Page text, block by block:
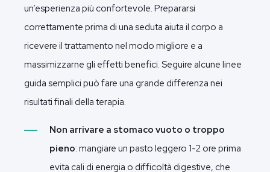
un’esperienza più confortevole. Prepararsi
correttamente prima di una seduta aiuta il corpo a
ricevere il trattamento nel modo migliore e a
massimizzarne gli effetti benefici. Seguire alcune linee
guida semplici può fare una grande differenza nei
risultati finali della terapia.
Non arrivare a stomaco vuoto o troppo
pieno: mangiare un pasto leggero 1-2 ore prima
evita cali di energia o difficoltà digestive, che